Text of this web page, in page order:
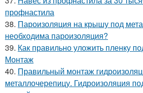
профнастила
38. Пароизоляция на крышу под
необходима пароизоляция?
39. Как правильно уложить пленку
Монтаж
40. Правильный монтаж
металлочерепицу. Гидроизоляция